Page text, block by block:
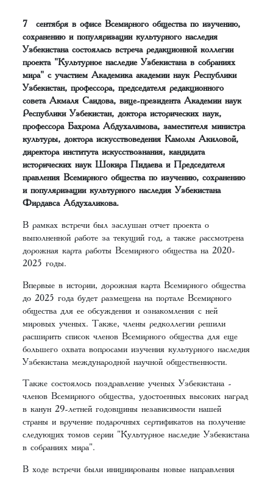
7 сентября в офисе Всемирного общества по изучению,
сохранению и популяризации культурного наследия
Узбекистана состоялась встреча редакционной коллегии
проекта "Культурное наследие Узбекистана в собраниях
мира" с участием Академика академии наук Республики
Узбекистан, профессора, председателя редакционного
совета Акмаля Саидова, вице-президента Академии наук
Республики Узбекистан, доктора исторических наук,
профессора Бахрома Абдухалимова, заместителя министра
культуры, доктора искусствоведения Камолы Акиловой,
директора института искусствознания, кандидата
исторических наук Шокира Пидаева и Председателя
правления Всемирного общества по изучению, сохранению
и популяризации культурного наследия Узбекистана
Фирдавса Абдухаликова.
В рамках встречи был заслушан отчет проекта о
выполненной работе за текущий год, а также рассмотрена
дорожная карта работы Всемирного общества на 2020-
2025 годы.
Впервые в истории, дорожная карта Всемирного общества
до 2025 года будет размещена на портале Всемирного
общества для ее обсуждения и ознакомления с ней
мировых ученых. Также, члены редколлегии решили
расширить список членов Всемирного общества для еще
большего охвата вопросами изучения культурного наследия
Узбекистана международной научной общественности.
Также состоялось поздравление ученых Узбекистана -
членов Всемирного общества, удостоенных высоких наград
в канун 29-летней годовщины независимости нашей
страны и вручение подарочных сертификатов на получение
следующих томов серии "Культурное наследие Узбекистана
в собраниях мира".
В ходе встречи были инициированы новые направления